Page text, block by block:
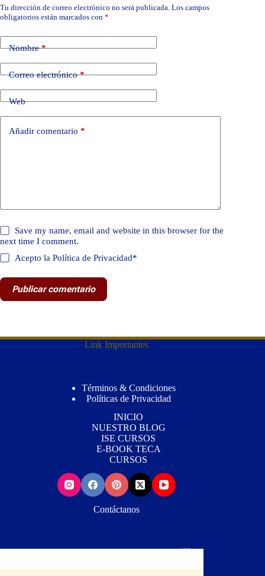
Tu dirección de correo electrónico no será publicada. Los campos
obligatorios están marcados con *
Nombre*
Correo electrónico*
Web
Añadir comentario *
Save my name, email and website in this browser for the
next time I comment.
Acepto la Política de Privacidad*
Publicar comentario
Link Importantes
Términos & Condiciones
Políticas de Privacidad
INICIO
NUESTRO BLOG
ISE CURSOS
E-BOOK TECA
CURSOS
Contáctanos